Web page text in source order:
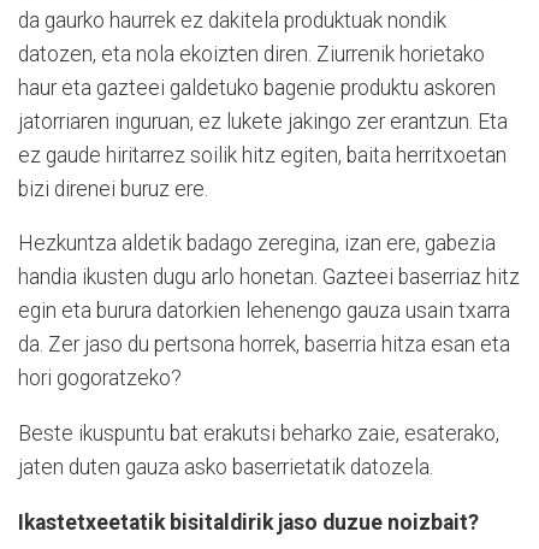
da gaurko haurrek ez dakitela produktuak nondik
datozen, eta nola ekoizten diren. Ziurrenik horietako
haur eta gazteei galdetuko bagenie produktu askoren
jatorriaren inguruan, ez lukete jakingo zer erantzun. Eta
ez gaude hiritarrez soilik hitz egiten, baita herritxoetan
bizi direnei buruz ere.
Hezkuntza aldetik badago zeregina, izan ere, gabezia
handia ikusten dugu arlo honetan. Gazteei baserriaz hitz
egin eta burura datorkien lehenengo gauza usain txarra
da. Zer jaso du pertsona horrek, baserria hitza esan eta
hori gogoratzeko?
Beste ikuspuntu bat erakutsi beharko zaie, esaterako,
jaten duten gauza asko baserrietatik datozela.
Ikastetxeetatik bisitaldirik jaso duzue noizbait?